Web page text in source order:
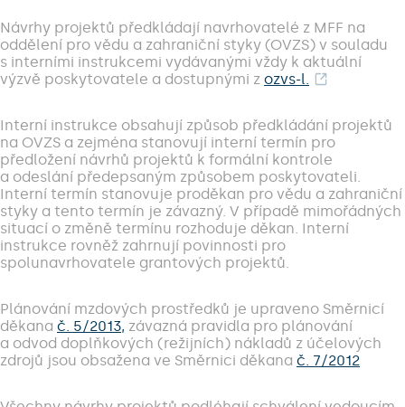
Návrhy projektů předkládají navrhovatelé z MFF na
oddělení pro vědu a zahraniční styky (OVZS) v souladu
s interními instrukcemi vydávanými vždy k aktuální
výzvě poskytovatele a dostupnými z ozvs-l.
Interní instrukce obsahují způsob předkládání projektů
na OVZS a zejména stanovují interní termín pro
předložení návrhů projektů k formální kontrole
a odeslání předepsaným způsobem poskytovateli.
Interní termín stanovuje proděkan pro vědu a zahraniční
styky a tento termín je závazný. V případě mimořádných
situací o změně termínu rozhoduje děkan. Interní
instrukce rovněž zahrnují povinnosti pro
spolunavrhovatele grantových projektů.
Plánování mzdových prostředků je upraveno Směrnicí
děkana č. 5/2013, závazná pravidla pro plánování
a odvod doplňkových (režijních) nákladů z účelových
zdrojů jsou obsažena ve Směrnici děkana č. 7/2012